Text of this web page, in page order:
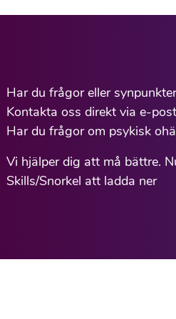
Har du frågor eller
Kontakta oss direkt via e-
Har du frågor om psykisk
Vi hjälper dig att må bättre.
Skills/Snorkel att ladda ner